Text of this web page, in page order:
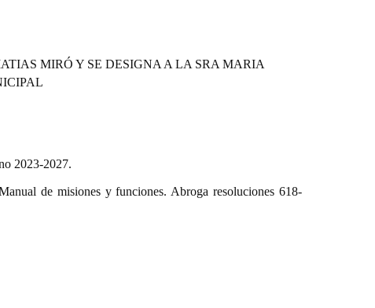
MIRÓ Y SE DESIGNA A LA SRA MARIA
2023-2027.
de misiones y funciones. Abroga resoluciones 618-